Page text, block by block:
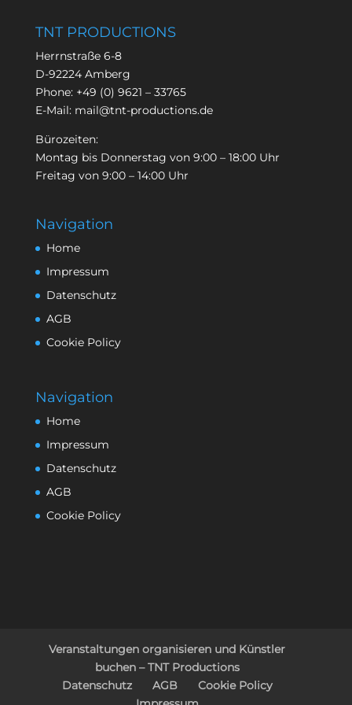
TNT PRODUCTIONS
Herrnstraße 6-8
D-92224 Amberg
Phone: +49 (0) 9621 – 33765
E-Mail: mail@tnt-productions.de
Bürozeiten:
Montag bis Donnerstag von 9:00 – 18:00 Uhr
Freitag von 9:00 – 14:00 Uhr
Navigation
Home
Impressum
Datenschutz
AGB
Cookie Policy
Navigation
Home
Impressum
Datenschutz
AGB
Cookie Policy
Veranstaltungen organisieren und Künstler
buchen – TNT Productions
Datenschutz
AGB
Cookie Policy